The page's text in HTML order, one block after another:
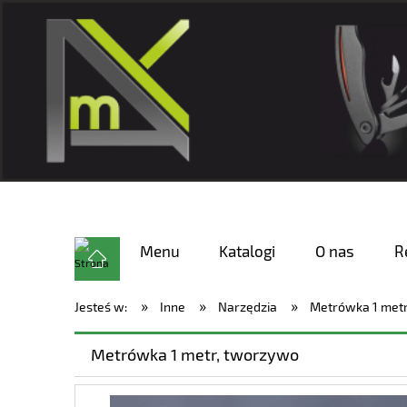
Menu Katalogi O nas
Jesteś w: » Inne » Narzędzia » Metrówka 1
Metrówka 1 metr, tworzywo